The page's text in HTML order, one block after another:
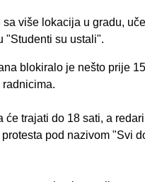
više lokacija u gradu,
"Studenti su ustali".
blokiralo je nešto prije
trajati do 18 sati, a
pod nazivom "Svi